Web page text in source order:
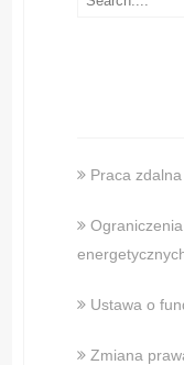
Praca
Ustawa o
Zmiana